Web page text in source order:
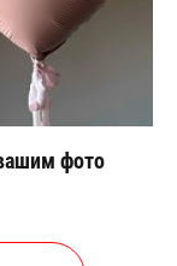
фото